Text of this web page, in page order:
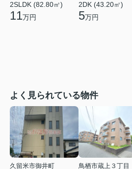
2SLDK (82.80㎡)
11万円
2DK (43.20㎡)
5万円
よく見られている物件
久留米市御井町
鳥栖市蔵上３丁目